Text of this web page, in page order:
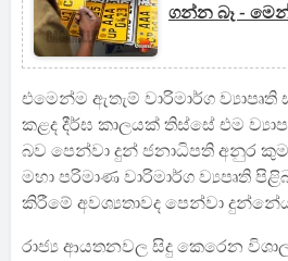
ගන්න බෑ -
එමෙන්ම ඇතැම් වාරිමාර්ග ව්‍යාපෘති
කළද දීර්ඝ කාලයක් තිස්සේ එම
බව පෙන්වා දුන් ජනාධිපති අනුර
මහා පරිමාණ වාරිමාර්ග ව්‍යපෘති
කිරීමේ අවශ්‍යතාවද පෙන්වා
රාජ්‍ය ආයතනවල සිදු කෙරෙන